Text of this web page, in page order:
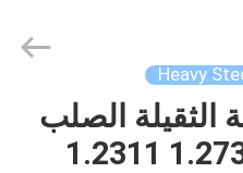
Heavy
الثقيلة الصلب
المطروقات 1.2738 1.2311